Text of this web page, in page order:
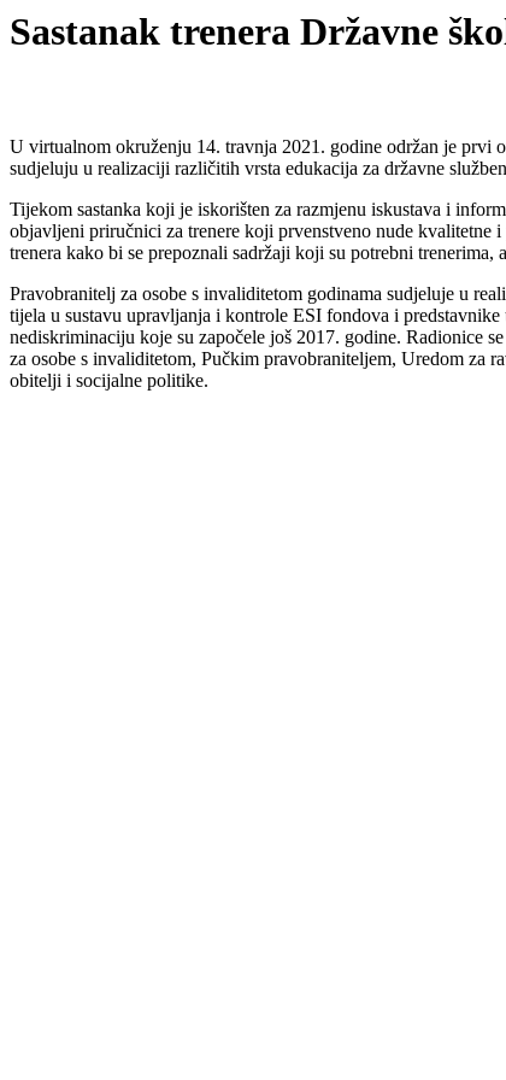
Sastanak trenera Državne
U virtualnom okruženju 14. travnja 2021. godine održan je prvi
sudjeluju u realizaciji različitih vrsta edukacija za državne
Tijekom sastanka koji je iskorišten za razmjenu iskustava i
objavljeni priručnici za trenere koji prvenstveno nude kvalitetne
trenera kako bi se prepoznali sadržaji koji su potrebni
Pravobranitelj za osobe s invaliditetom godinama sudjeluje u
tijela u sustavu upravljanja i kontrole ESI fondova i
nediskriminaciju koje su započele još 2017. godine. Radionice
za osobe s invaliditetom, Pučkim pravobraniteljem, Uredom za
obitelji i socijalne politike.